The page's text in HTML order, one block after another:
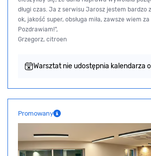
długi czas. Ja z serwisu Jarosz jestem bardzo
ok, jakość super, obsługa miła, zawsze wiem za
Pozdrawiam!",
Grzegorz, citroen
Warsztat nie udostępnia kalendarza
Promowany